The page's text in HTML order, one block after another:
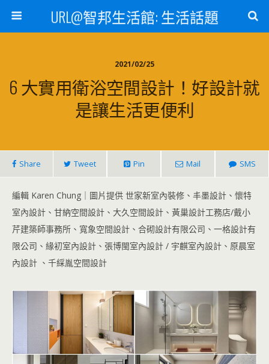
URL@智邦生活館: 生活話題
2021/02/25
6 大實用衛浴空間設計！好設計就
是讓生活更便利
Share Tweet Pin Mail SMS
編輯 Karen Chung｜圖片提供 世家新室內裝修、丰墨設計、懷特
室內設計、甘納空間設計、大久空間設計、黃巢設計工務店/戴小
芹建築師事務所、寬象空間設計、合砌設計有限公司、一格設計有
限公司、緣初室內設計、張博閩室內設計 / 宇麒室內設計、原晨室
內設計 、千綵胤空間設計